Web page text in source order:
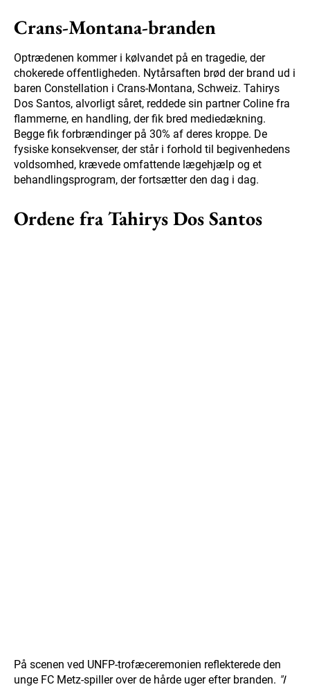
Crans-Montana-branden
Optrædenen kommer i kølvandet på en tragedie, der
chokerede offentligheden. Nytårsaften brød der brand ud i
baren Constellation i Crans-Montana, Schweiz. Tahirys
Dos Santos, alvorligt såret, reddede sin partner Coline fra
flammerne, en handling, der fik bred mediedækning.
Begge fik forbrændinger på 30% af deres kroppe. De
fysiske konsekvenser, der står i forhold til begivenhedens
voldsomhed, krævede omfattende lægehjælp og et
behandlingsprogram, der fortsætter den dag i dag.
Ordene fra Tahirys Dos Santos
På scenen ved UNFP-trofæceremonien reflekterede den
unge FC Metz-spiller over de hårde uger efter branden. "I